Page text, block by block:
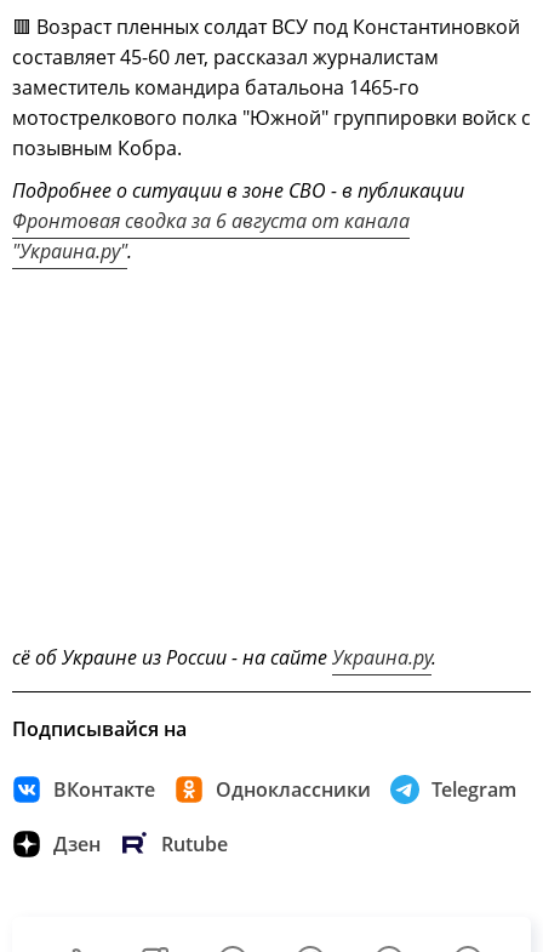
🟥 Возраст пленных солдат ВСУ под Константиновкой
составляет 45-60 лет, рассказал журналистам
заместитель командира батальона 1465-го
мотострелкового полка "Южной" группировки войск с
позывным Кобра.
Подробнее о ситуации в зоне СВО - в публикации
Фронтовая сводка за 6 августа от канала
"Украина.ру".
сё об Украине из России - на сайтеУкраина.ру.
Подписывайся на
ВКонтакте Одноклассники Telegram
Дзен Rutube